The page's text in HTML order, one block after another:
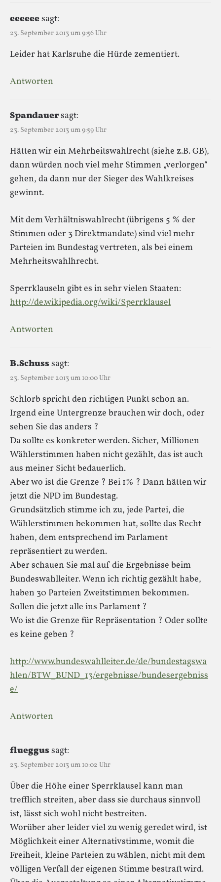
eeeeeesagt:
23. September 2013 um 9:56 Uhr
Leider hat Karlsruhe die Hürde zementiert.
Antworten
Spandauersagt:
23. September 2013 um 9:59 Uhr
Hätten wir ein Mehrheitswahlrecht (siehe z.B. GB),
dann würden noch viel mehr Stimmen „verlorgen“
gehen, da dann nur der Sieger des Wahlkreises
gewinnt.
Mit dem Verhältniswahlrecht (übrigens 5 % der
Stimmen oder 3 Direktmandate) sind viel mehr
Parteien im Bundestag vertreten, als bei einem
Mehrheitswahlhrecht.
Sperrklauseln gibt es in sehr vielen Staaten:
http://de.wikipedia.org/wiki/Sperrklausel
Antworten
B.Schusssagt:
23. September 2013 um 10:00 Uhr
Schlorb spricht den richtigen Punkt schon an.
Irgend eine Untergrenze brauchen wir doch, oder
sehen Sie das anders ?
Da sollte es konkreter werden. Sicher, Millionen
Wählerstimmen haben nicht gezählt, das ist auch
aus meiner Sicht bedauerlich.
Aber wo ist die Grenze ? Bei 1% ? Dann hätten wir
jetzt die NPD im Bundestag.
Grundsätzlich stimme ich zu, jede Partei, die
Wählerstimmen bekommen hat, sollte das Recht
haben, dem entsprechend im Parlament
repräsentiert zu werden.
Aber schauen Sie mal auf die Ergebnisse beim
Bundeswahlleiter. Wenn ich richtig gezählt habe,
haben 30 Parteien Zweitstimmen bekommen.
Sollen die jetzt alle ins Parlament ?
Wo ist die Grenze für Repräsentation ? Oder sollte
es keine geben ?
http://www.bundeswahlleiter.de/de/bundestagswa
hlen/BTW_BUND_13/ergebnisse/bundesergebniss
e/
Antworten
flueggussagt:
23. September 2013 um 10:02 Uhr
Über die Höhe einer Sperrklausel kann man
trefflich streiten, aber dass sie durchaus sinnvoll
ist, lässt sich wohl nicht bestreiten.
Worüber aber leider viel zu wenig geredet wird, ist
Möglichkeit einer Alternativstimme, womit die
Freiheit, kleine Parteien zu wählen, nicht mit dem
völligen Verfall der eigenen Stimme bestraft wird.